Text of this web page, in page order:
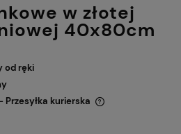
w złotej
40x80cm
od ręki
Przesyłka kurierska
kosztów płatności